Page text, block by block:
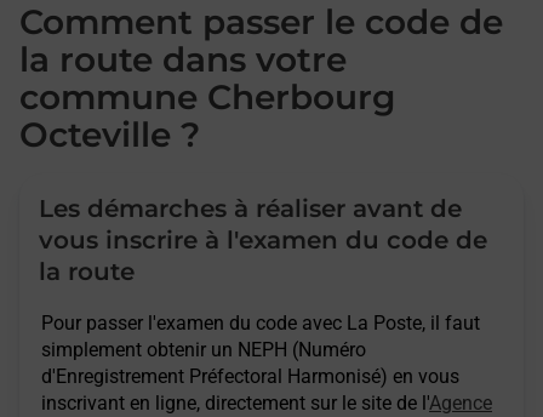
Comment passer le code de
la route dans votre
commune Cherbourg
Octeville ?
Les démarches à réaliser avant de
vous inscrire à l'examen du code de
la route
Pour passer l'examen du code avec La Poste, il faut
simplement obtenir un NEPH (Numéro
d'Enregistrement Préfectoral Harmonisé) en vous
inscrivant en ligne, directement sur le site de l'Agence